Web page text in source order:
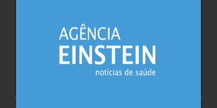
privação do sono, sugere estudo